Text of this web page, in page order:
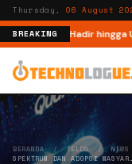
Thursday,06 August
BREAKINGKini Hadir hingga
BERANDA/TELCO/NEWS
SPEKTRUM DAN ADOPSI